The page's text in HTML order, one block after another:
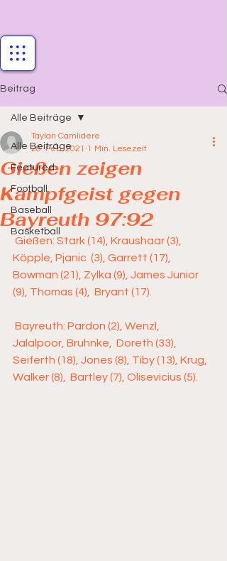
Beitrag
Alle Beiträge
Featured
Football
Baseball
Basketball
Alle Beiträge
Gießen zeigen
Kampfgeist gegen
Bayreuth 97:92
Taylan Camlidere
28. Feb. 2021 1 Min. Lesezeit
Köpple, Pjanic  (3), Garrett (17),
Bowman (21), Zylka (9), James Junior
(9), Thomas (4),  Bryant (17).
Jalalpoor, Bruhnke,  Doreth (33),
Seiferth (18), Jones (8), Tiby (13), Krug,
Walker (8),  Bartley (7), Olisevicius (5).